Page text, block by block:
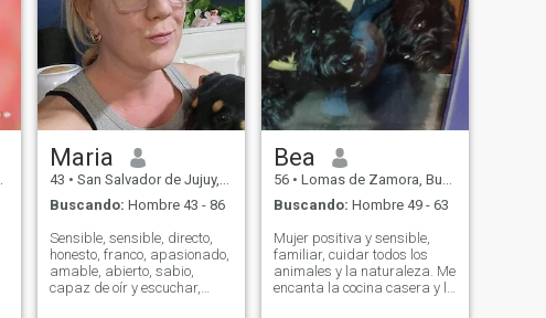
Maria
43 • San Salvador de Jujuy, Jujuy, Argentina
Buscando: Hombre 43 - 86
Sensible, sensible, directo,
honesto, franco, apasionado,
amable, abierto, sabio,
capaz de oír y escuchar,
Bea
56 • Lomas de Zamora, Buenos Aires, Argentina
Buscando: Hombre 49 - 63
Mujer positiva y sensible,
familiar, cuidar todos los
animales y la naturaleza. Me
encanta la cocina casera y la